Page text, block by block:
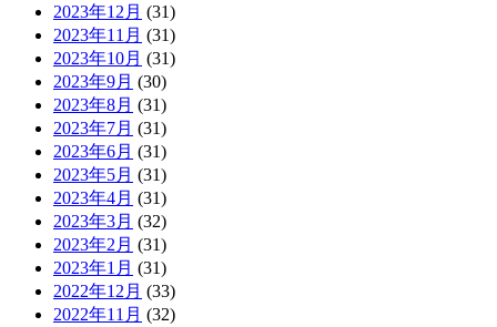
2023年12月 (31)
2023年11月 (31)
2023年10月 (31)
2023年9月 (30)
2023年8月 (31)
2023年7月 (31)
2023年6月 (31)
2023年5月 (31)
2023年4月 (31)
2023年3月 (32)
2023年2月 (31)
2023年1月 (31)
2022年12月 (33)
2022年11月 (32)